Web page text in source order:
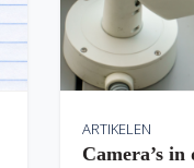
ARTIKELEN
Camera’s